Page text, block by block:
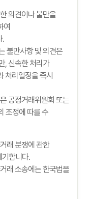
의견이나 불만을
여
.
불만사항 및 의견은
, 신속한 처리가
처리일정을 즉시
공정거래위원회 또는
조정에 따를 수
래 분쟁에 관한
합니다.
래 소송에는 한국법을